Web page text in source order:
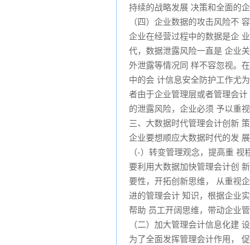
持续的战略发展 决策和全面的企
（四）企业数据的攻击风险不
企业在经营过程中的数据是企
代，数据泄露风险一直是 企业
外泄露等情况同 样不容忽视。
中的会 计信息安全防护工作尤
者由于企业管理层或者管理会
的泄露风险，企业必须 予以重视
三、大数据时代管理会计创新
企业要想顺应大数据时代的发
（-）转变管理观念，提高重 视
要利用大数据加快管理会计创
要性，开拓创新思维， 从重视
进的管理会计 知识，根据企业
帮助 员工开阔思维，带动企业
（二）加大管理会计信息化建
为了全面发挥管理会计作用，